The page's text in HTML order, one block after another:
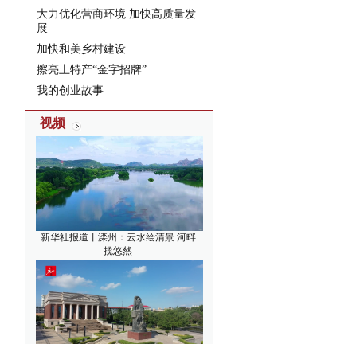
大力优化营商环境 加快高质量发
展
加快和美乡村建设
擦亮土特产“金字招牌”
我的创业故事
视频
新华社报道丨滦州：云水绘清景 河畔
揽悠然